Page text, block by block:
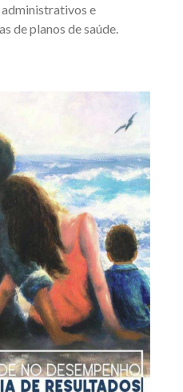
e
de planos de saúde.